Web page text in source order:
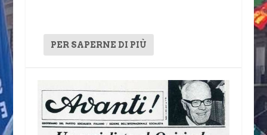
PER SAPERNE DI PIÙ